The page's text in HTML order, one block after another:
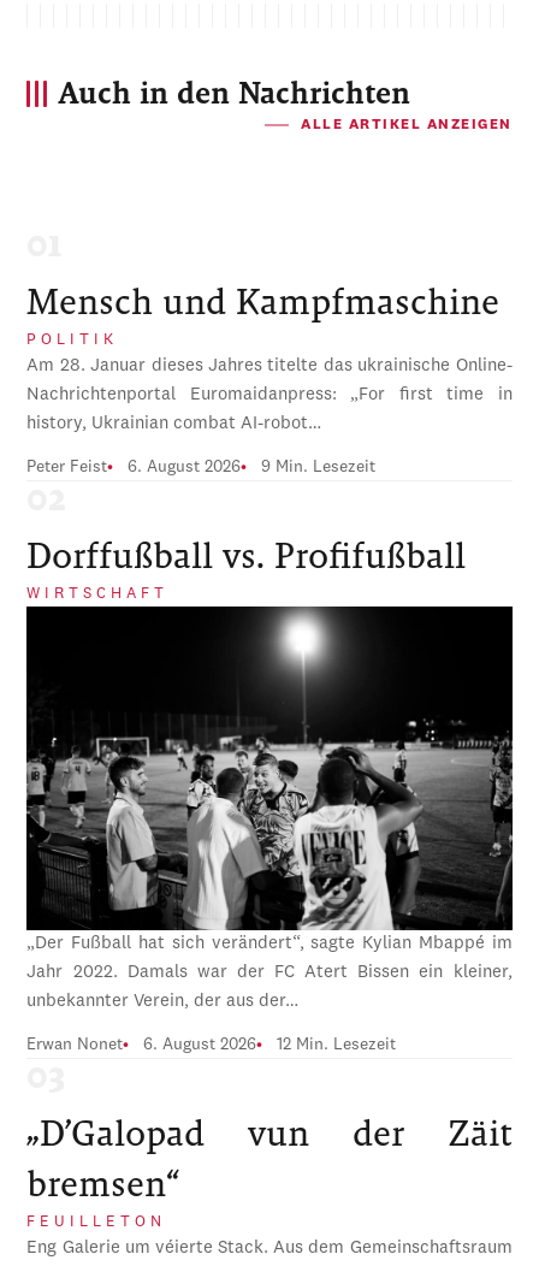
Auch in den Nachrichten
ALLE ARTIKEL ANZEIGEN
Mensch und Kampfmaschine
POLITIK
Am 28. Januar dieses Jahres titelte das ukrainische Online-
Nachrichtenportal Euromaidanpress: „For first time in
history, Ukrainian combat AI-robot…
Peter Feist 6. August 2026 9 Min. Lesezeit
Dorffußball vs. Profifußball
WIRTSCHAFT
„Der Fußball hat sich verändert“, sagte Kylian Mbappé im
Jahr 2022. Damals war der FC Atert Bissen ein kleiner,
unbekannter Verein, der aus der…
Erwan Nonet 6. August 2026 12 Min. Lesezeit
„D’Galopad vun der Zäit
bremsen“
FEUILLETON
Eng Galerie um véierte Stack. Aus dem Gemeinschaftsraum